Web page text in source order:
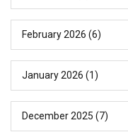
February 2026 (6)
January 2026 (1)
December 2025 (7)